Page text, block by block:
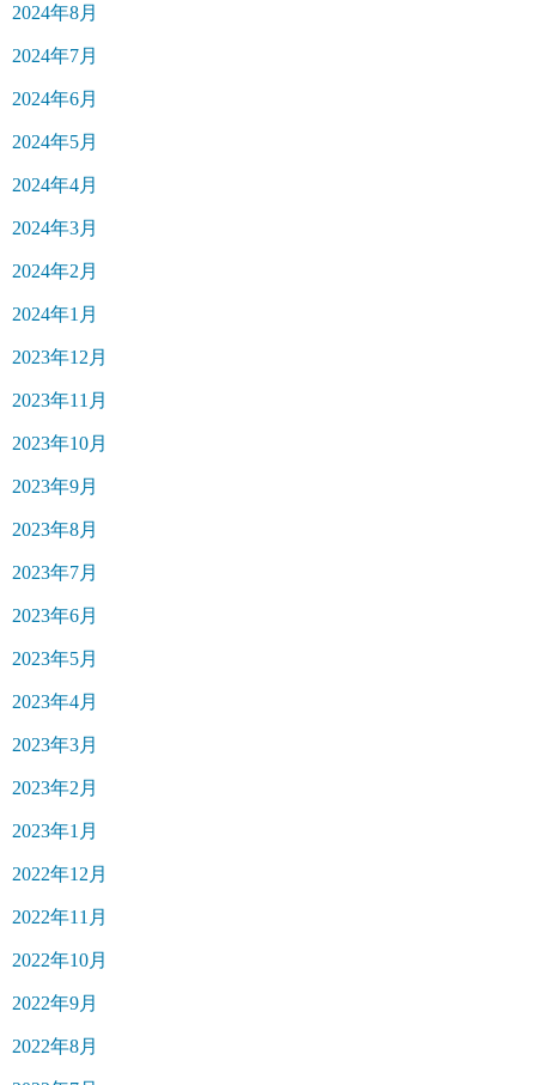
2024年8月
2024年7月
2024年6月
2024年5月
2024年4月
2024年3月
2024年2月
2024年1月
2023年12月
2023年11月
2023年10月
2023年9月
2023年8月
2023年7月
2023年6月
2023年5月
2023年4月
2023年3月
2023年2月
2023年1月
2022年12月
2022年11月
2022年10月
2022年9月
2022年8月